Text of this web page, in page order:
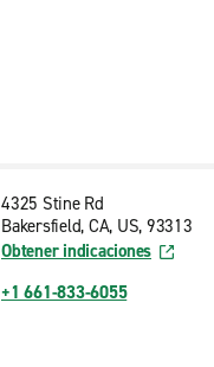
4325 Stine Rd
Bakersfield, CA, US, 93313
Obtener indicaciones
+1 661-833-6055